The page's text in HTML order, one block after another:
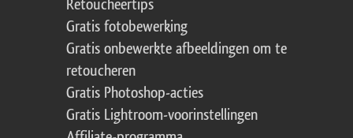
Retoucheertips
Gratis fotobewerking
Gratis onbewerkte afbeeldingen om te
retoucheren
Gratis Photoshop-acties
Gratis Lightroom-voorinstellingen